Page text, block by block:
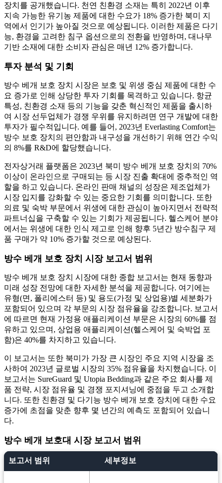
장치를 공개했습니다. 천연 친환경 소재는 특히 2022년 이후
지속 가능한 유기농 제품에 대한 수요가 18% 증가한 북미 지
역에서 인기가 높아질 것으로 예상됩니다. 이러한 제품은 다기
능, 환경을 고려한 침구 옵션으로의 전환을 반영하며, 대나무
기반 소재에 대한 소비자 관심은 매년 12% 증가합니다.
투자 분석 및 기회
방수 베개 보호 장치 시장은 보호 및 위생 중심 제품에 대한 수
요 증가로 인해 상당한 투자 기회를 목격하고 있습니다. 항균
특성, 친환경 소재 등의 기능을 갖춘 혁신적인 제품을 출시하
여 시장 선두업체가 경쟁 우위를 유지하려면 연구 개발에 대한
투자가 필수적입니다. 예를 들어, 2023년 Everlasting Comfort는
방수 보호 장치의 편안함과 내구성을 개선하기 위해 연간 수익
의 8%를 R&D에 할당했습니다.
전자상거래 플랫폼은 2023년 북미 방수 베개 보호 장치의 70%
이상이 온라인으로 구매되는 등 시장 진출 확대에 중추적인 역
할을 하고 있습니다. 온라인 판매 채널의 성장은 제조업체가
시장 입지를 강화할 수 있는 중요한 기회를 의미합니다. 또한
의료 및 숙박 부문에서 위생에 대한 관심이 높아지면서 전략적
파트너십을 구축할 수 있는 기회가 제공됩니다. 헬스케어 분야
에서는 위생에 대한 인식 제고로 인해 향후 5년간 방수침구 제
품 구매가 약 10% 증가할 것으로 예상된다.
방수 베개 보호 장치 시장 보고서 범위
방수 베개 보호 장치 시장에 대한 종합 보고서는 현재 동향과
미래 성장 전망에 대한 자세한 분석을 제공합니다. 여기에는
유형(면, 폴리에스터 등) 및 용도(가정 및 상업용)별 세분화가
포함되어 있으며 각 부문의 시장 점유율을 강조합니다. 보고서
에 따르면 현재 가정용 애플리케이션 부문은 시장의 60%를 점
유하고 있으며, 상업용 애플리케이션(헬스케어 및 숙박업 포
함)은 40%를 차지하고 있습니다.
이 보고서는 또한 북미가 가장 큰 시장인 주요 지역 시장을 조
사하여 2023년 글로벌 시장의 35% 점유율을 차지했습니다. 이
보고서는 SureGuard 및 Utopia Bedding과 같은 주요 회사를 제
품 전략, 시장 점유율 및 경쟁 포지셔닝에 중점을 두고 소개합
니다. 또한 친환경 및 다기능 방수 베개 보호 장치에 대한 수요
증가에 초점을 맞춘 향후 몇 년간의 예측도 포함되어 있습니
다.
방수 베개 보호대 시장 보고서 범위
보고서 범위 세부정보